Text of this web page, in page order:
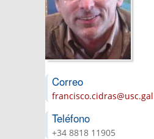
Correo
francisco.cidras@usc.gal
Teléfono
+34 8818 11905